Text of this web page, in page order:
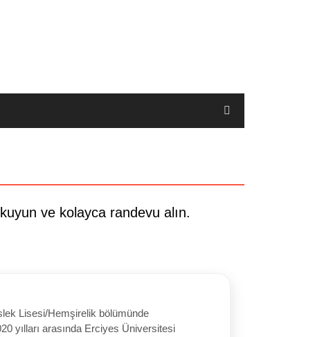
ve kolayca randevu alın.
Lisesi/Hemşirelik bölümünde
yılları arasında Erciyes Üniversitesi